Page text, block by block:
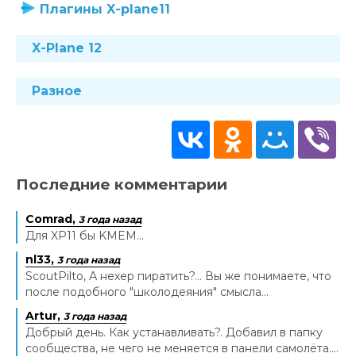
Плагины X-plane11
X-Plane 12
Разное
Последние комментарии
Comrad, 3 года назад
Для XP11 бы KMEM...
nl33, 3 года назад
ScoutPilto, А нехер пиратить?... Вы же понимаете, что
после подобного "школодеяния" смысла...
Artur, 3 года назад
Добрый день. Как устанавливать?. Добавил в папку
сообщества, не чего не меняется в панели самолёта....